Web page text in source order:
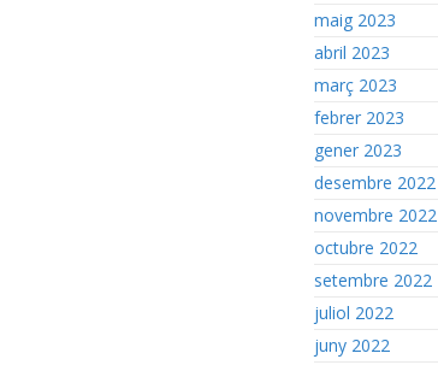
maig 2023
abril 2023
març 2023
febrer 2023
gener 2023
desembre 2022
novembre 2022
octubre 2022
setembre 2022
juliol 2022
juny 2022